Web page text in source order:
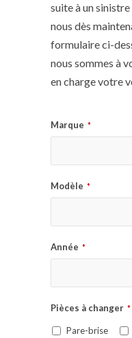
suite à un
nous dès
formulaire ci-
nous sommes à
en charge votre
Marque *
Modèle *
Année *
Pièces à changer *
Pare-brise